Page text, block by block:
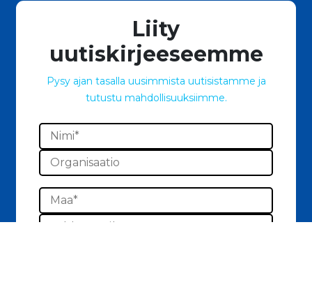
Liity
uutiskirjeeseemme
Pysy ajan tasalla uusimmista uutisistamme ja
tutustu mahdollisuuksiimme.